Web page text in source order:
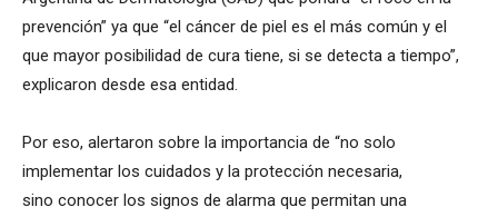
prevención” ya que “el cáncer de piel es el más común y el
que mayor posibilidad de cura tiene, si se detecta a tiempo”,
explicaron desde esa entidad.
Por eso, alertaron sobre la importancia de “no solo
implementar los cuidados y la protección necesaria,
sino conocer los signos de alarma que permitan una